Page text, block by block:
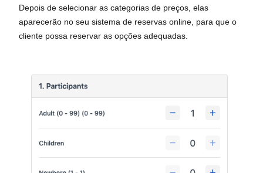
Depois de selecionar as categorias de preços, elas
aparecerão no seu sistema de reservas online, para que o
cliente possa reservar as opções adequadas.